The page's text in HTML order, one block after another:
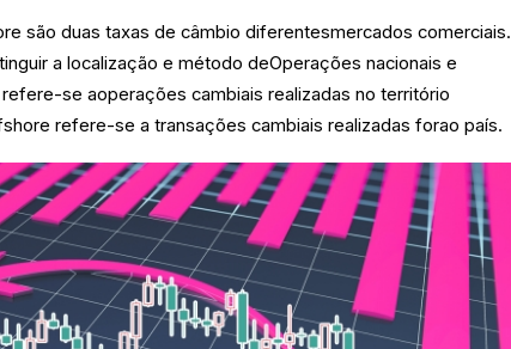
são duas taxas de câmbio diferentesmercados comerciais.
a localização e método deOperações nacionais e
se aoperações cambiais realizadas no território
refere-se a transações cambiais realizadas forao país.